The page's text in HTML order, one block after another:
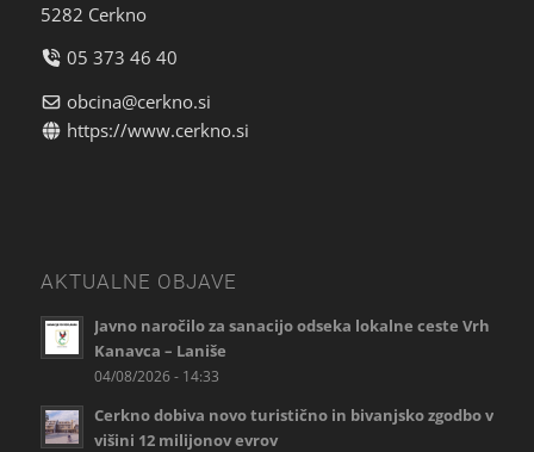
5282 Cerkno
05 373 46 40
obcina@cerkno.si
https://www.cerkno.si
AKTUALNE OBJAVE
Javno naročilo za sanacijo odseka lokalne ceste Vrh
Kanavca – Laniše
04/08/2026 - 14:33
Cerkno dobiva novo turistično in bivanjsko zgodbo v
višini 12 milijonov evrov